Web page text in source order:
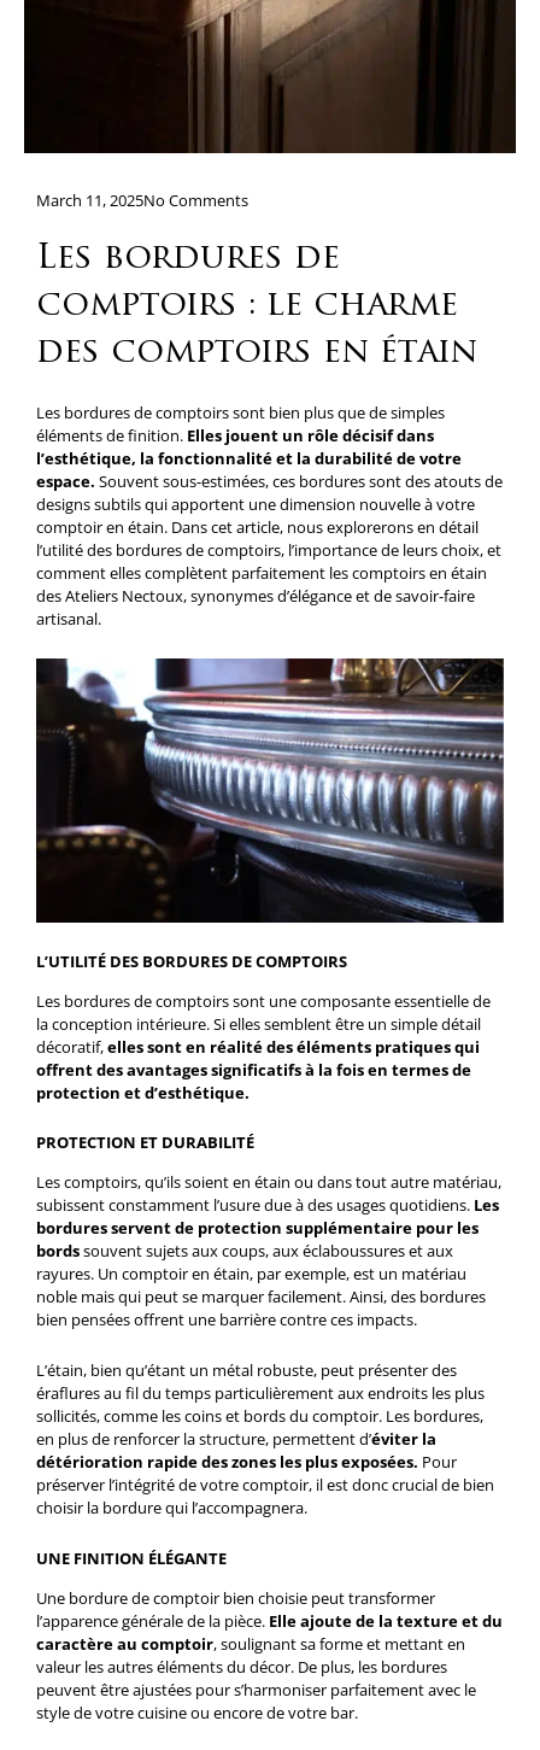
March 11, 2025No Comments
Les bordures de
comptoirs : le charme
des comptoirs en étain
Les bordures de comptoirs sont bien plus que de simples
éléments de finition. Elles jouent un rôle décisif dans
l’esthétique, la fonctionnalité et la durabilité de votre
espace. Souvent sous-estimées, ces bordures sont des atouts de
designs subtils qui apportent une dimension nouvelle à votre
comptoir en étain. Dans cet article, nous explorerons en détail
l’utilité des bordures de comptoirs, l’importance de leurs choix, et
comment elles complètent parfaitement les comptoirs en étain
des Ateliers Nectoux, synonymes d’élégance et de savoir-faire
artisanal.
L’UTILITÉ DES BORDURES DE COMPTOIRS
Les bordures de comptoirs sont une composante essentielle de
la conception intérieure. Si elles semblent être un simple détail
décoratif,elles sont en réalité des éléments pratiques qui
offrent des avantages significatifs à la fois en termes de
protection et d’esthétique.
PROTECTION ET DURABILITÉ
Les comptoirs, qu’ils soient en étain ou dans tout autre matériau,
subissent constamment l’usure due à des usages quotidiens. Les
bordures servent de protection supplémentaire pour les
bordssouvent sujets aux coups, aux éclaboussures et aux
rayures. Un comptoir en étain, par exemple, est un matériau
noble mais qui peut se marquer facilement. Ainsi, des bordures
bien pensées offrent une barrière contre ces impacts.
L’étain, bien qu’étant un métal robuste, peut présenter des
éraflures au fil du temps particulièrement aux endroits les plus
sollicités, comme les coins et bords du comptoir. Les bordures,
en plus de renforcer la structure, permettent d’éviter la
détérioration rapide des zones les plus exposées. Pour
préserver l’intégrité de votre comptoir, il est donc crucial de bien
choisir la bordure qui l’accompagnera.
UNE FINITION ÉLÉGANTE
Une bordure de comptoir bien choisie peut transformer
l’apparence générale de la pièce. Elle ajoute de la texture et du
caractère au comptoir, soulignant sa forme et mettant en
valeur les autres éléments du décor. De plus, les bordures
peuvent être ajustées pour s’harmoniser parfaitement avec le
style de votre cuisine ou encore de votre bar.